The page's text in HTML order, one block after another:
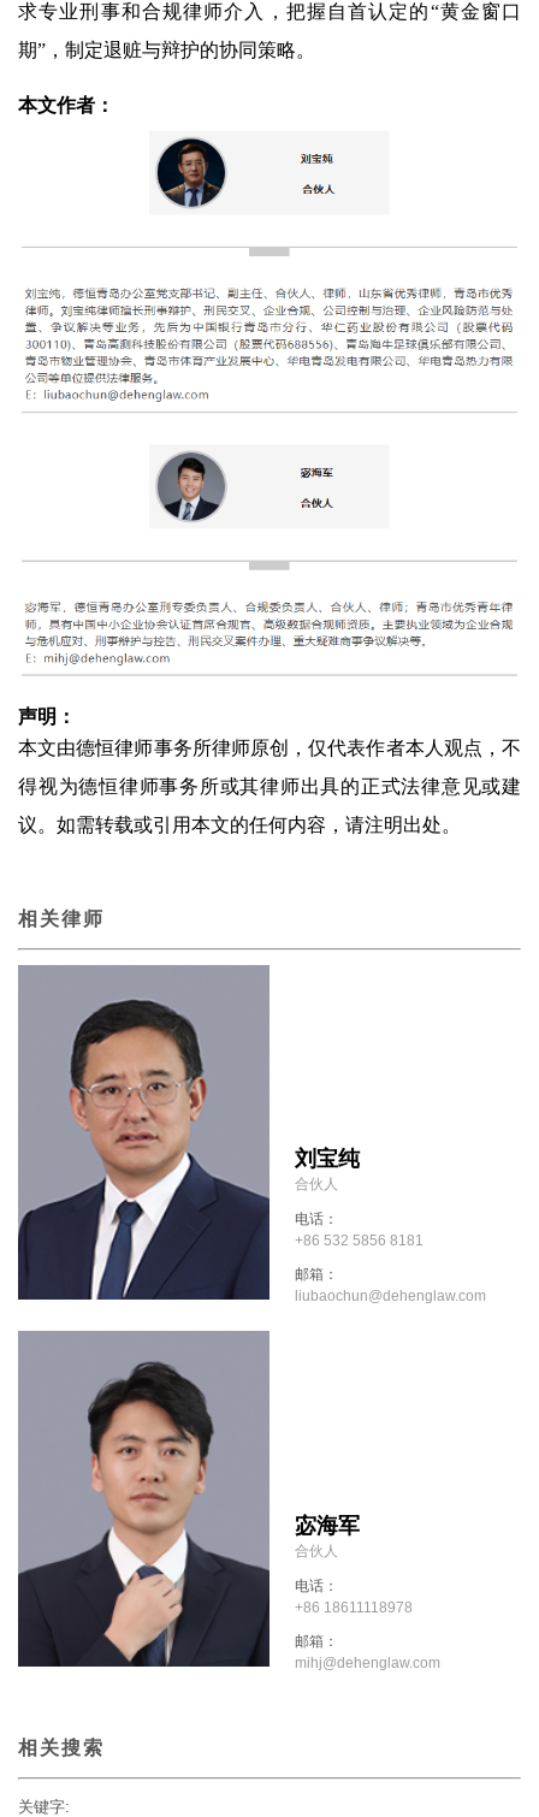
求专业刑事和合规律师介入，把握自首认定的“黄金窗口
期”，制定退赃与辩护的协同策略。
本文作者：
声明：
本文由德恒律师事务所律师原创，仅代表作者本人观点，不
得视为德恒律师事务所或其律师出具的正式法律意见或建
议。如需转载或引用本文的任何内容，请注明出处。
相关律师
刘宝纯
合伙人
电话：
+86 532 5856 8181
邮箱：
liubaochun@dehenglaw.com
宓海军
合伙人
电话：
+86 18611118978
邮箱：
mihj@dehenglaw.com
相关搜索
关键字: